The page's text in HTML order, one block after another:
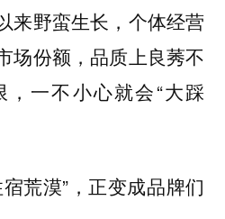
来野蛮生长，个体经营
场份额，品质上良莠不
一不小心就会“大踩
荒漠”，正变成品牌们